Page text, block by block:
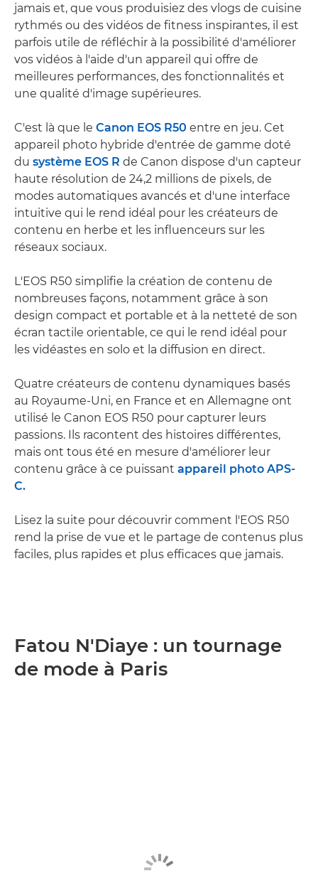
jamais et, que vous produisiez des vlogs de cuisine
rythmés ou des vidéos de fitness inspirantes, il est
parfois utile de réfléchir à la possibilité d'améliorer
vos vidéos à l'aide d'un appareil qui offre de
meilleures performances, des fonctionnalités et
une qualité d'image supérieures.
C'est là que le Canon EOS R50 entre en jeu. Cet
appareil photo hybride d'entrée de gamme doté
du système EOS R de Canon dispose d'un capteur
haute résolution de 24,2 millions de pixels, de
modes automatiques avancés et d'une interface
intuitive qui le rend idéal pour les créateurs de
contenu en herbe et les influenceurs sur les
réseaux sociaux.
L'EOS R50 simplifie la création de contenu de
nombreuses façons, notamment grâce à son
design compact et portable et à la netteté de son
écran tactile orientable, ce qui le rend idéal pour
les vidéastes en solo et la diffusion en direct.
Quatre créateurs de contenu dynamiques basés
au Royaume-Uni, en France et en Allemagne ont
utilisé le Canon EOS R50 pour capturer leurs
passions. Ils racontent des histoires différentes,
mais ont tous été en mesure d'améliorer leur
contenu grâce à ce puissant appareil photo APS-
C.
Lisez la suite pour découvrir comment l'EOS R50
rend la prise de vue et le partage de contenus plus
faciles, plus rapides et plus efficaces que jamais.
Fatou N'Diaye : un tournage
de mode à Paris